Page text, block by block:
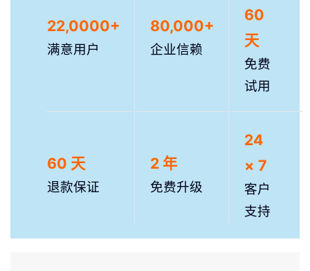
22,0000+
满意用户
80,000+
企业信赖
60
天
免费
试用
60 天
退款保证
2 年
免费升级
24
× 7
客户
支持